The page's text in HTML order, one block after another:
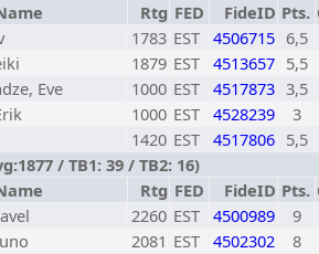
Rtg FED FideID Pts.
1783 EST 4506715 6,5
1879 EST 4513657 5,5
Eve 1000 EST 4517873 3,5
1000 EST 4528239
3
1420 EST 4517806 5,5
/ TB1: 39 / TB2: 16)
Rtg FED FideID Pts.
2260 EST 4500989
9
2081 EST 4502302
8